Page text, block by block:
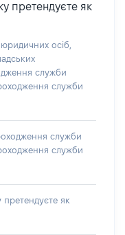
претендуєте як
осіб,
служби
служби
служби
служби
як